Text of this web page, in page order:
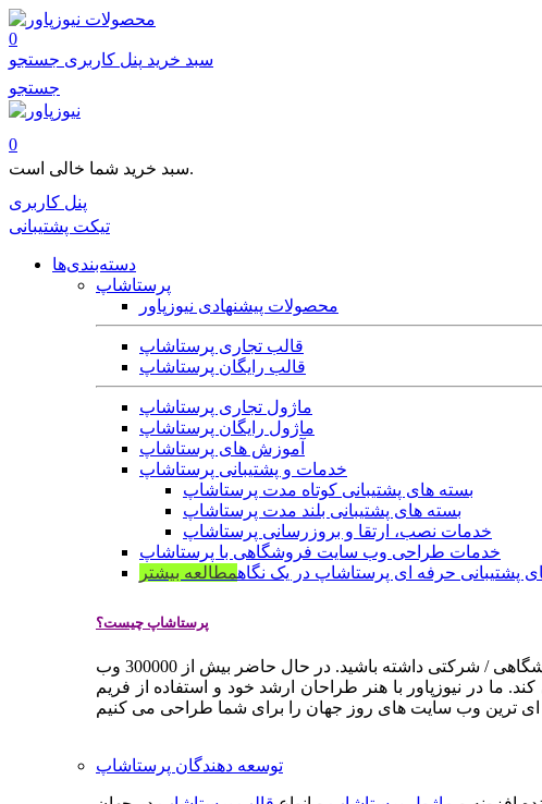
محصولات
0
سبد خرید پنل کاربری جستجو
جستجو
0
سبد خرید شما خالی است.
پنل کاربری
تیکت پشتیبانی
دسته‌بندی‌ها
پرستاشاپ
محصولات پیشنهادی نیوزپاور
قالب تجاری پرستاشاپ
قالب رایگان پرستاشاپ
ماژول تجاری پرستاشاپ
ماژول رایگان پرستاشاپ
آموزش های پرستاشاپ
خدمات و پشتیبانی پرستاشاپ
بسته های پشتیبانی کوتاه مدت پرستاشاپ
بسته های پشتیبانی بلند مدت پرستاشاپ
خدمات نصب، ارتقا و بروزرسانی پرستاشاپ
خدمات طراحی وب سایت فروشگاهی با پرستاشاپ
پشتیبانی حرفه ای پرستاشاپ در یک نگاهمطالعه بیشتر
پرستاشاپ چیست؟
پرستاشاپ یک سیستم مدیریت وب سایت / فروشگاه آنلاین اپن سورس است که به شما کمک می کند به سرعت یک وب سایت فروشگاهی / شرکتی داشته باشید. در حال حاضر بیش از 300000 وب
ما در نیوزپاور با هنر طراحان ارشد خود و استفاده از فریم
توسعه دهندگان پرستاشاپ